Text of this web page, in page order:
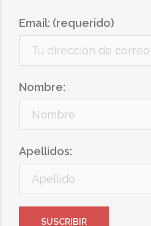
Email: (requerido)
Nombre:
Apellidos: